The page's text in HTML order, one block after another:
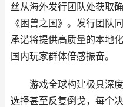
丝从海外发行团队处获取
《困兽之国》。发行团队
承诺将提供高质量的本地
国内玩家群体倍感振奋。
游戏全球构建极具深度
选择甚至反复倒戈，每个